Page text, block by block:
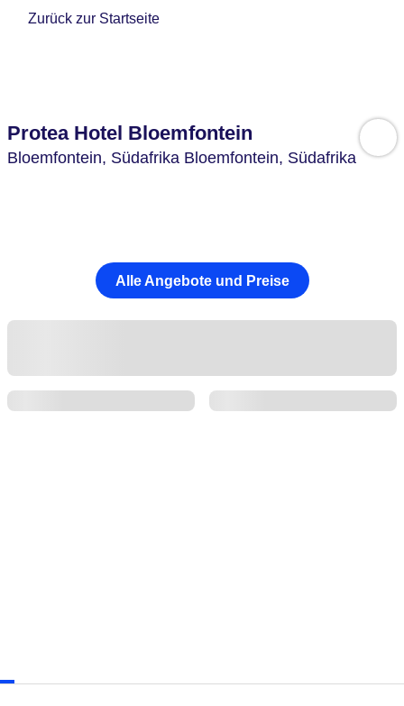
Zurück zur Startseite
Protea Hotel Bloemfontein
Bloemfontein, Südafrika Bloemfontein, Südafrika
Alle Angebote und Preise